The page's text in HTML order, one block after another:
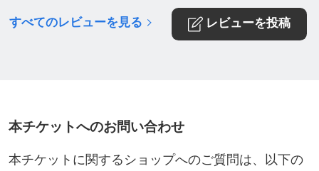
【なぜ、子どもから大人まで参加できる年齢層が広
・失敗しないように
・ちゃんとしなきゃ
完成したアートが日常の更なる豊かさに繋がっていきます
ように。♪（＾＾）
レビューを投稿
すべてのレビューを見る
本チケットへのお問い合わせ
本チケットに関するショップへのご質問は、以下の